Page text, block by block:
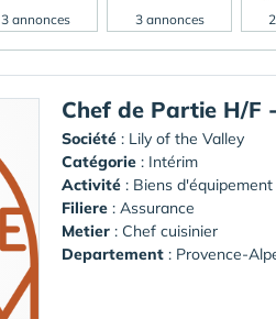
3 annonces 3 annonces
Chef de Partie H/F
Société : Lily of the Valley
Catégorie : Intérim
Activité : Biens
Filiere : Assurance
Metier : Chef cuisinier
Departement : Provence-